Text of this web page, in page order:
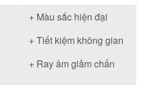
+ Màu sắc hiện đại
+ Tiết kiệm không gian
+ Ray âm giảm chấn